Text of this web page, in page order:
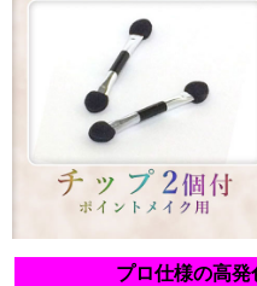
プロ仕様の高発